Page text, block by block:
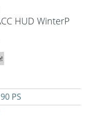
HUD WinterP
PS